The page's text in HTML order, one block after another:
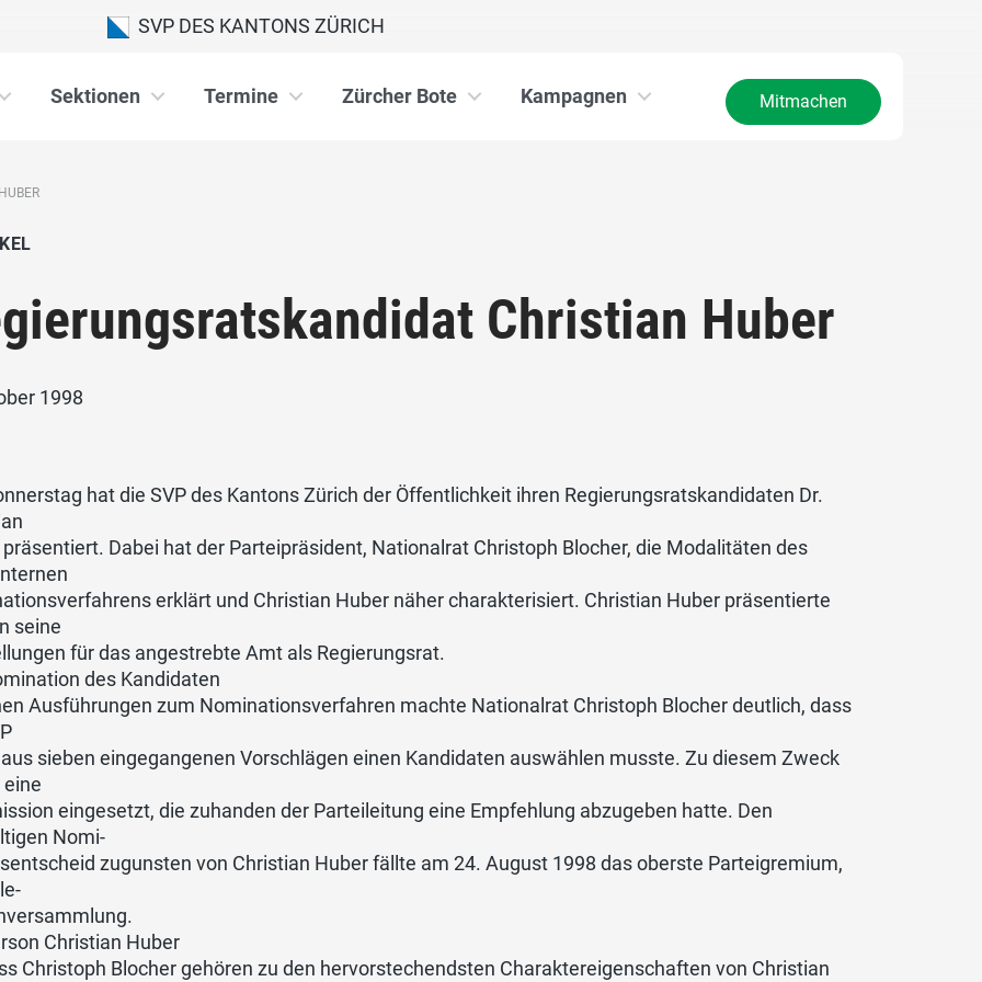
SVP DES KANTONS ZÜRICH
Sektionen Termine Zürcher Bote Kampagnen Mitmachen
Christian Huber
1998
hat die SVP des Kantons Zürich der Öffentlichkeit ihren Regierungsratskandidaten Dr.
Dabei hat der Parteipräsident, Nationalrat Christoph Blocher, die Modalitäten des
erklärt und Christian Huber näher charakterisiert. Christian Huber präsentierte
seine
für das angestrebte Amt als Regierungsrat.
des Kandidaten
Ausführungen zum Nominationsverfahren machte Nationalrat Christoph Blocher deutlich, dass
sieben eingegangenen Vorschlägen einen Kandidaten auswählen musste. Zu diesem Zweck
eingesetzt, die zuhanden der Parteileitung eine Empfehlung abzugeben hatte. Den
Nomi-
zugunsten von Christian Huber fällte am 24. August 1998 das oberste Parteigremium,
Christian Huber
Christoph Blocher gehören zu den hervorstechendsten Charaktereigenschaften von Christian